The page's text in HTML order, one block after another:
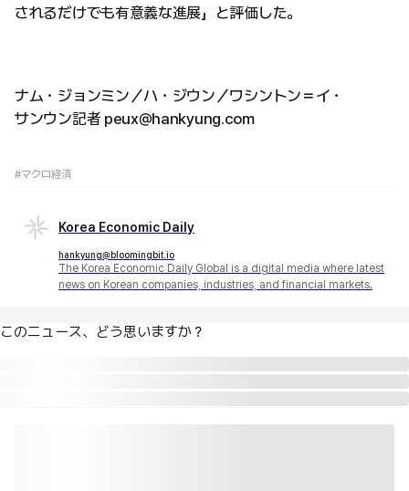
されるだけでも有意義な進展」と評価した。
ナム・ジョンミン／ハ・ジウン／ワシントン＝イ・
サンウン記者 peux@hankyung.com
#マクロ経済
Korea Economic Daily
hankyung@bloomingbit.io
The Korea Economic Daily Global is a digital media where latest
news on Korean companies, industries, and financial markets.
このニュース、どう思いますか？